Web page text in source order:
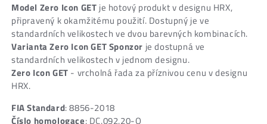
Model Zero Icon GET je hotový produkt v designu HRX,
připravený k okamžitému použití. Dostupný je ve
standardních velikostech ve dvou barevných kombinacích.
Varianta Zero Icon GET Sponzor je dostupná ve
standardních velikostech v jednom designu.
Zero Icon GET - vrcholná řada za příznivou cenu v designu
HRX.
FIA Standard: 8856-2018
Číslo homologace: DC.092.20-O